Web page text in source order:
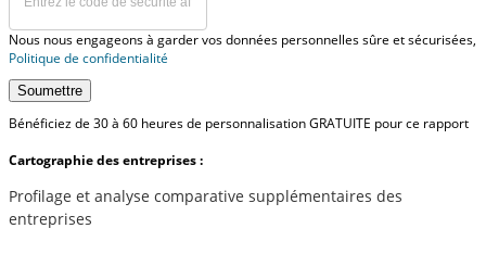
Nous nous engageons à garder vos données personnelles sûre et sécurisées,
Politique de confidentialité
Soumettre
Bénéficiez de 30 à 60 heures de personnalisation GRATUITE pour ce rapport
Cartographie des entreprises :
Profilage et analyse comparative supplémentaires des
entreprises